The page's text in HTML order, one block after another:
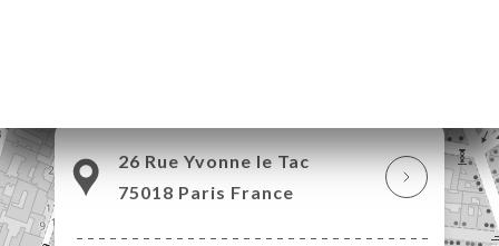
26 Rue Yvonne le Tac
75018 Paris France